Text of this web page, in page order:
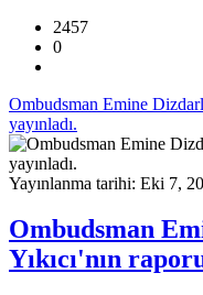
2457
0
Ombudsman Emine
yayınladı.
Yayınlanma tarihi: Eki 7,
Ombudsman
Yıkıcı'nın